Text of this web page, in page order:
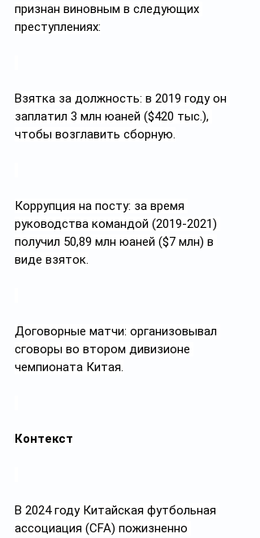
признан виновным в следующих
преступлениях:
Взятка за должность: в 2019 году он
заплатил 3 млн юаней ($420 тыс.),
чтобы возглавить сборную.
Коррупция на посту: за время
руководства командой (2019-2021)
получил 50,89 млн юаней ($7 млн) в
виде взяток.
Договорные матчи: организовывал
сговоры во втором дивизионе
чемпионата Китая.
Контекст
В 2024 году Китайская футбольная
ассоциация (CFA) пожизненно